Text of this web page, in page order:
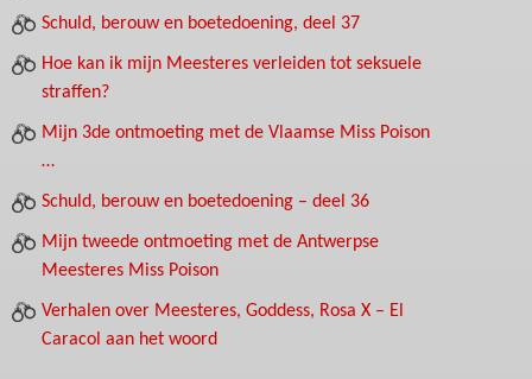
Schuld, berouw en boetedoening, deel 37
Hoe kan ik mijn Meesteres verleiden tot seksuele
straffen?
Mijn 3de ontmoeting met de Vlaamse Miss Poison
…
Schuld, berouw en boetedoening – deel 36
Mijn tweede ontmoeting met de Antwerpse
Meesteres Miss Poison
Verhalen over Meesteres, Goddess, Rosa X – El
Caracol aan het woord